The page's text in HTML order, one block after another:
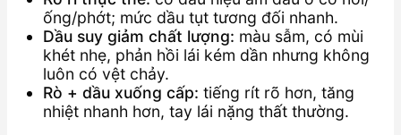
ống/phớt; mức dầu tụt tương đối nhanh.
Dầu suy giảm chất lượng: màu sẫm, có mùi
khét nhẹ, phản hồi lái kém dần nhưng không
luôn có vệt chảy.
Rò + dầu xuống cấp: tiếng rít rõ hơn, tăng
nhiệt nhanh hơn, tay lái nặng thất thường.